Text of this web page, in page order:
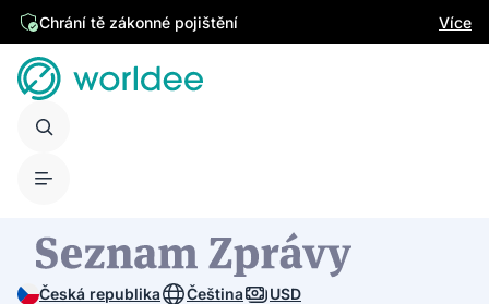
Chrání tě zákonné pojištění Více
Česká republika Čeština
USD